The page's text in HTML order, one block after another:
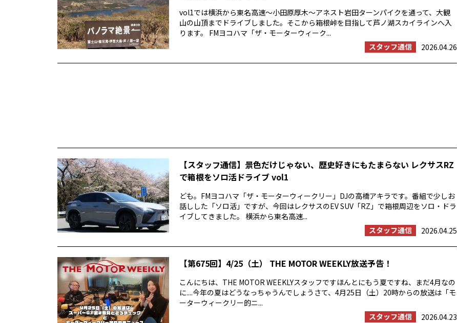
vol1では横浜から東名高速〜小田原厚木〜アネスト岩田ターンパイクを通って、大観
山の山頂までドライブしました。そこから箱根峠を目指して芦ノ湖スカイラインへ入
ります。 FMヨコハマ「ザ・モーターウィーク...
スタッフ通信
2026.04.26
【スタッフ通信】景色だけじゃない、歴史好きにもたまらない レクサスRZ
で箱根をソロ活ドライブ vol1
ども。FMヨコハマ「ザ・モーターウィークリー」DJの高橋アキラです。番組で少しお
話しした「ソロ活」ですが、今回はレクサスのEV SUV「RZ」で箱根周辺をソロ・ドラ
イブしてきました。 横浜から東名高速...
スタッフ通信
2026.04.25
【第675回】4/25（土） THE MOTOR WEEKLY放送予告！
こんにちは、THE MOTOR WEEKLYスタッフですほんとにもう夏ですね、まだ4月なの
に....今年の夏はどうなっちゃうんでしょうさて、4月25日（土）20時からの放送は「モ
ーターウィークリー的ニ...
スタッフ通信
2026.04.23